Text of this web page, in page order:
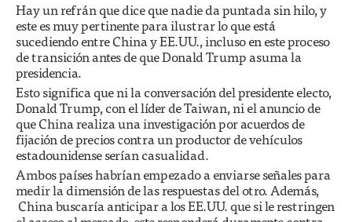
Hay un refrán que dice que nadie da puntada sin hilo, y
este es muy pertinente para ilustrar lo que está
sucediendo entre China y EE.UU., incluso en este proceso
de transición antes de que Donald Trump asuma la
presidencia.
Esto significa que ni la conversación del presidente electo,
Donald Trump, con el líder de Taiwan, ni el anuncio de
que China realiza una investigación por acuerdos de
fijación de precios contra un productor de vehículos
estadounidense serían casualidad.
Ambos países habrían empezado a enviarse señales para
medir la dimensión de las respuestas del otro. Además,
China buscaría anticipar a los EE.UU. que si le restringen